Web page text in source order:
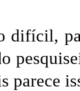
difícil,
parece